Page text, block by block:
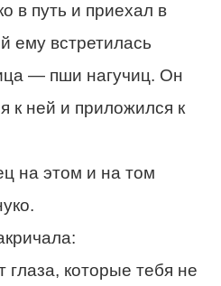
в путь и приехал в
ему встретилась
— пши нагучиц. Он
к ней и приложился к
на этом и на том
которые тебя не